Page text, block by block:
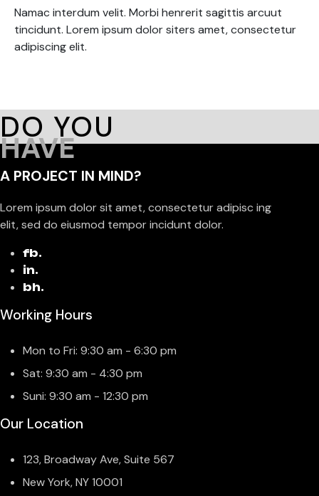
Namac interdum velit. Morbi henrerit sagittis arcuut
tincidunt. Lorem ipsum dolor siters amet, consectetur
adipiscing elit.
DO YOU
HAVE
A PROJECT IN MIND?
Lorem ipsum dolor sit amet, consectetur adipisc ing
elit, sed do eiusmod tempor incidunt dolor.
fb.
in.
bh.
Working Hours
Mon to Fri: 9:30 am - 6:30 pm
Sat: 9:30 am - 4:30 pm
Suni: 9:30 am - 12:30 pm
Our Location
123, Broadway Ave, Suite 567
New York, NY 10001